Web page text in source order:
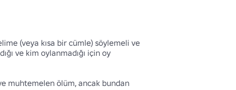
(veya kısa bir cümle) söylemeli ve
ve kim oylanmadığı için oy
muhtemelen ölüm, ancak bundan